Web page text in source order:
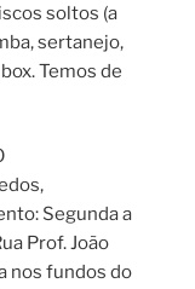
soltos (a
sertanejo,
Temos de
Segunda a
Prof. João
nos fundos do